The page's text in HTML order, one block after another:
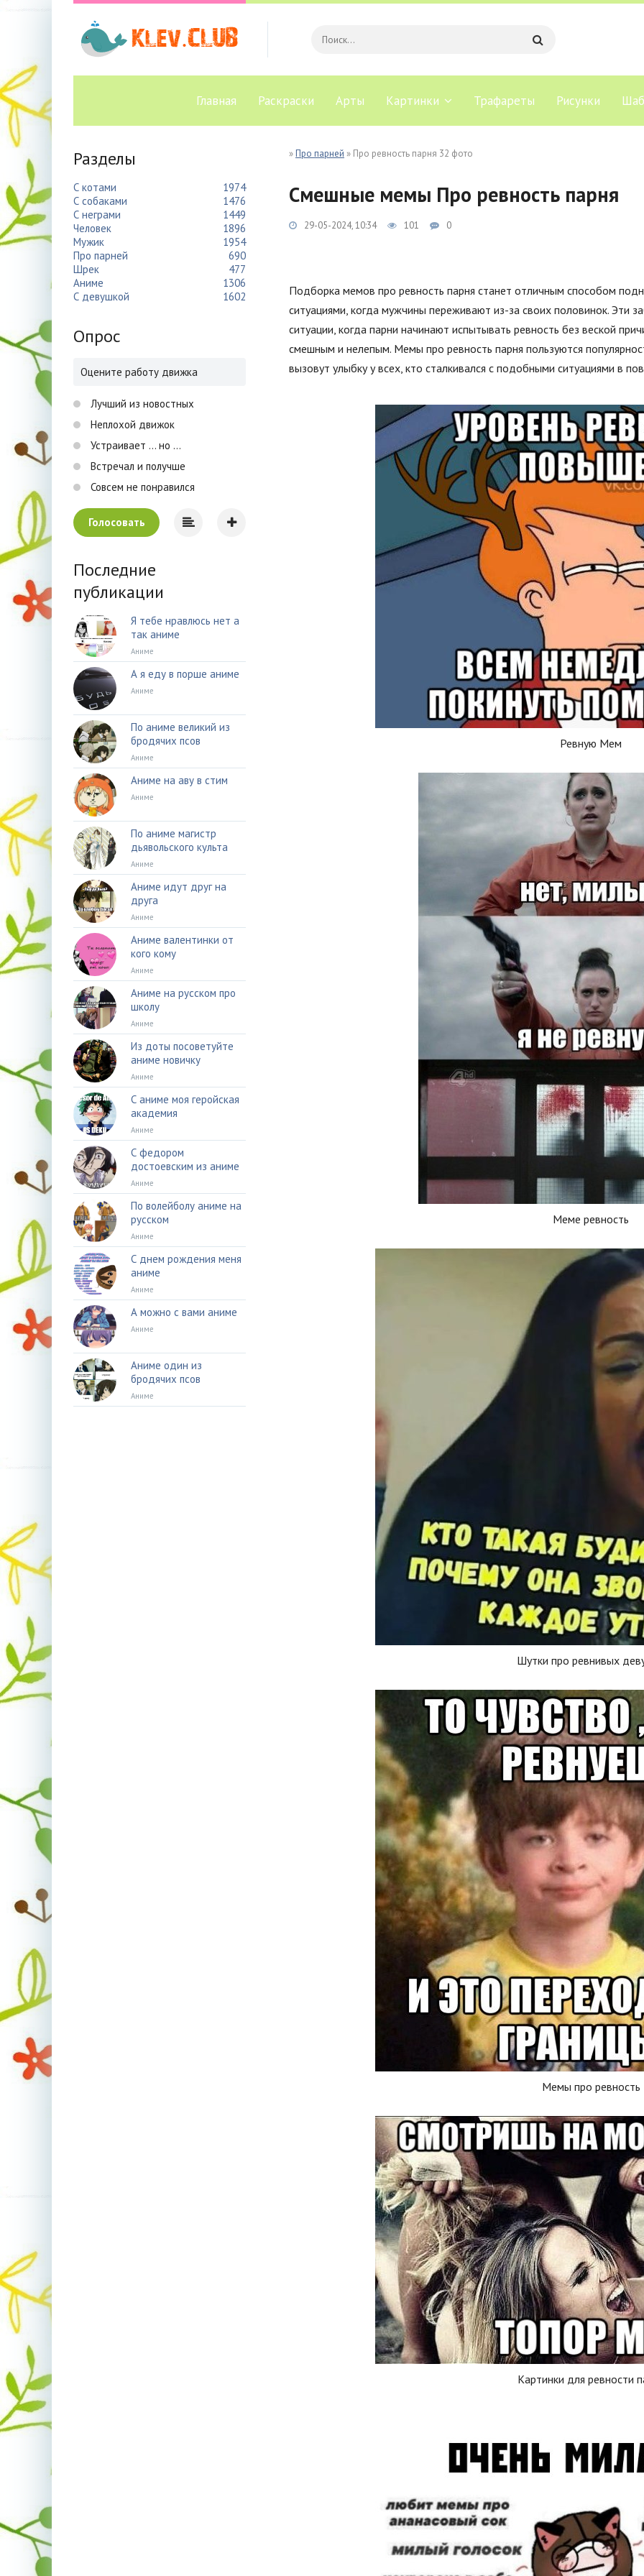
Главная Раскраски Арты Картинки Трафареты Рисунки
»Про парней » Про ревность парня 32 фото
Смешные мемы Про ревность парня
29-05-2024, 10:34 101 0
Подборка мемов про ревность парня станет отличным способом
ситуациями, когда мужчины переживают из-за своих половинок. Эти
ситуации, когда парни начинают испытывать ревность без веской
смешным и нелепым. Мемы про ревность парня пользуются
вызовут улыбку у всех, кто сталкивался с подобными ситуациями в
Ревную Мем
Меме ревность
Шутки про ревнивых
Мемы про ревность
Картинки для ревности
Разделы
С котами
1974
С собаками
1476
С неграми
1449
Человек
1896
Мужик
1954
Про парней
690
Шрек
477
Аниме
1306
С девушкой
1602
Опрос
Оцените работу движка
Лучший из новостных
Неплохой движок
Устраивает ... но ...
Встречал и получше
Совсем не понравился
Голосовать
Последние
публикации
Я тебе нравлюсь нет а
так аниме
Аниме
А я еду в порше аниме
Аниме
По аниме великий из
бродячих псов
Аниме
Аниме на аву в стим
Аниме
По аниме магистр
дьявольского культа
Аниме
Аниме идут друг на
друга
Аниме
Аниме валентинки от
кого кому
Аниме
Аниме на русском про
школу
Аниме
Из доты посоветуйте
аниме новичку
Аниме
С аниме моя геройская
академия
Аниме
С федором
достоевским из аниме
Аниме
По волейболу аниме на
русском
Аниме
С днем рождения меня
аниме
Аниме
А можно с вами аниме
Аниме
Аниме один из
бродячих псов
Аниме